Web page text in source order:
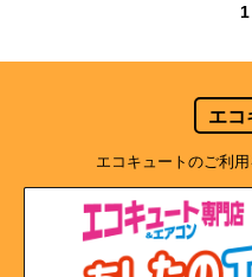
1
エコ
エコキュートのご利